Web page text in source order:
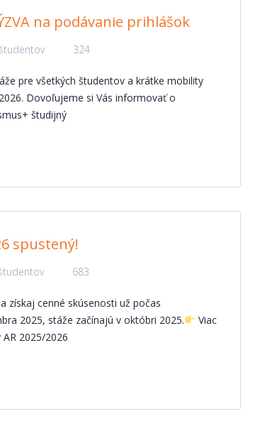
na podávanie prihlášok
324
pre všetkých študentov a krátke mobility
Dovoľujeme si Vás informovať o
študijný
spustený!
683
získaj cenné skúsenosti už počas
2025, stáže začínajú v októbri 2025.
Viac
2025/2026